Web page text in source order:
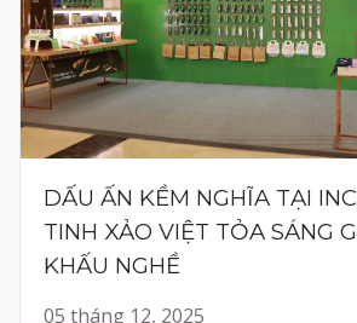
DẤU ẤN KỀM NGHĨA TẠI
TINH XẢO VIỆT TỎA SÁNG
KHẤU NGHỀ
05 tháng 12, 2025